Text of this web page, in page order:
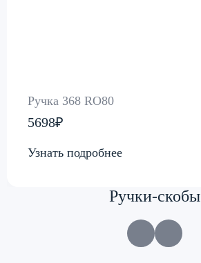
Ручка 368 RO80
5698₽
Узнать подробнее
Ручки-скобы